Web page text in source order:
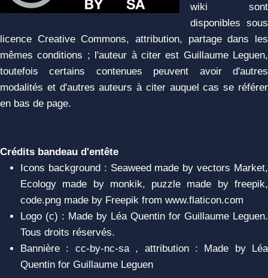
wiki sont
disponibles sous
licence Creative Commons, attribution, partage dans les
mêmes conditions ; l'auteur à citer est Guillaume Leguen,
toutefois certains contenues peuvent avoir d'autres
modalités et d'autres auteurs à citer auquel cas se référer
en bas de page.
Crédits bandeau d'entête
Icons background : Seaweed made by vectors Market,
Ecology made by monkik, puzzle made by freepik,
code.png made by Freepik from www.flaticon.com
Logo (c) : Made by Léa Quentin for Guillaume Leguen.
Tous droits réservés.
Bannière : cc-by-nc-sa , attribution : Made by Léa
Quentin for Guillaume Leguen